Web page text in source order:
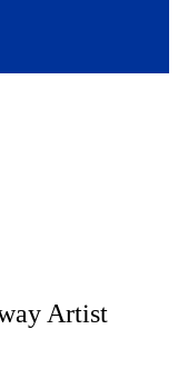
Artist